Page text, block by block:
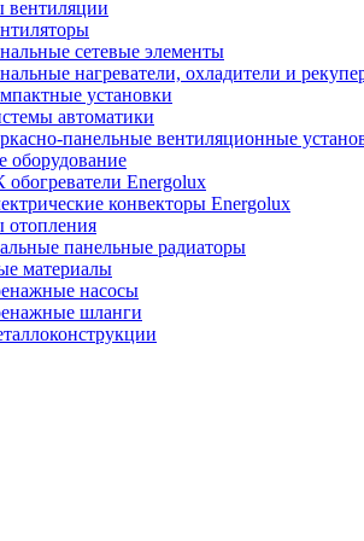
вентиляции
сетевые элементы
нагреватели, охладители и
установки
автоматики
панельные вентиляционные
оборудование
Energolux
конвекторы Energolux
отопления
панельные радиаторы
материалы
насосы
шланги